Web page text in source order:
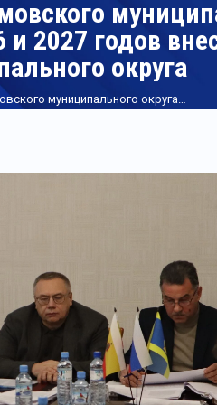
2027 годов
округа
муниципального округа…